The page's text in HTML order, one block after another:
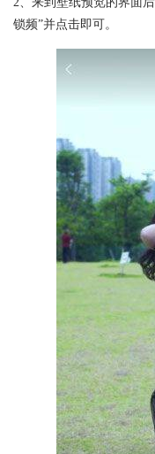
锁频”并点击即可。